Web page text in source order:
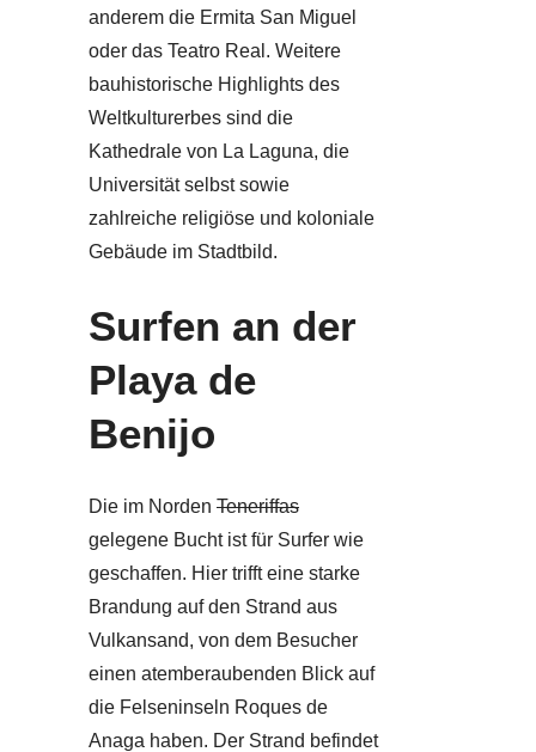
anderem die Ermita San Miguel
oder das Teatro Real. Weitere
bauhistorische Highlights des
Weltkulturerbes sind die
Kathedrale von La Laguna, die
Universität selbst sowie
zahlreiche religiöse und koloniale
Gebäude im Stadtbild.
Surfen an der
Playa de
Benijo
Die im Norden Teneriffas
gelegene Bucht ist für Surfer wie
geschaffen. Hier trifft eine starke
Brandung auf den Strand aus
Vulkansand, von dem Besucher
einen atemberaubenden Blick auf
die Felseninseln Roques de
Anaga haben. Der Strand befindet